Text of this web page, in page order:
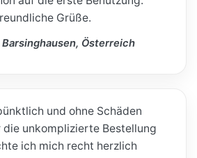
Grüße.
Österreich
und ohne Schäden
die unkomplizierte Bestellung
ich mich recht herzlich